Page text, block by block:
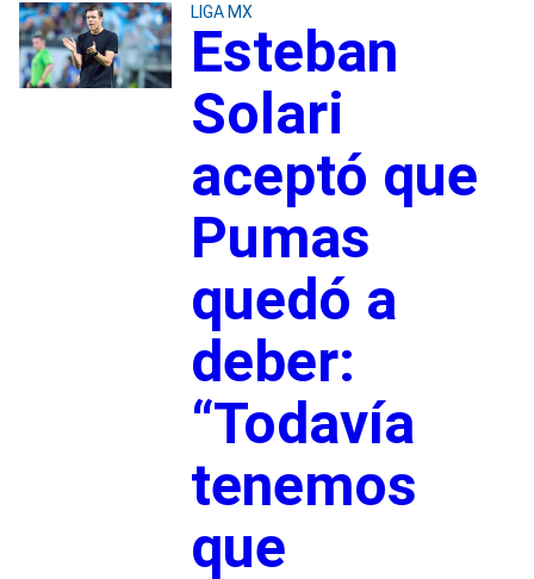
LIGA MX
Esteban
Solari
aceptó que
Pumas
quedó a
deber:
“Todavía
tenemos
que